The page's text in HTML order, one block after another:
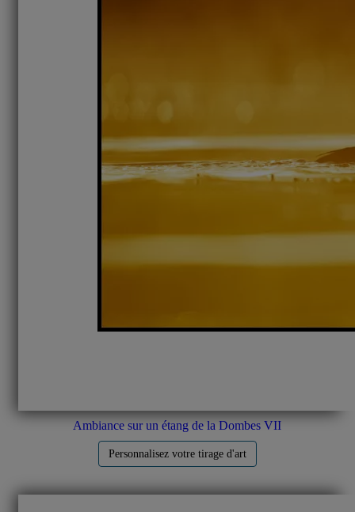
Ambiance sur un étang de la Dombes VII
Personnalisez votre tirage d'art